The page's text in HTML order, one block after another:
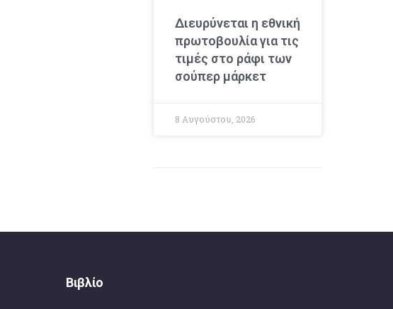
Διευρύνεται η εθνική
πρωτοβουλία για τις
τιμές στο ράφι των
σούπερ μάρκετ
8 Αυγούστου, 2026
Βιβλίο